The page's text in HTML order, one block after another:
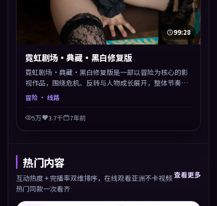
99:28
霓虹剧场·典藏·黑白修复版
霓虹剧场·典藏·黑白修复版是一部以冒险为核心的影
视作品，围绕危机、反转与人物成长展开，整体节奏紧
凑，值得推荐观看。
冒险 · 线路
5万 3.7千 7年前
热门内容
互动热度 + 完播率双维排序，在线观看亚洲不卡视频
热门同款一次看齐
查看更多